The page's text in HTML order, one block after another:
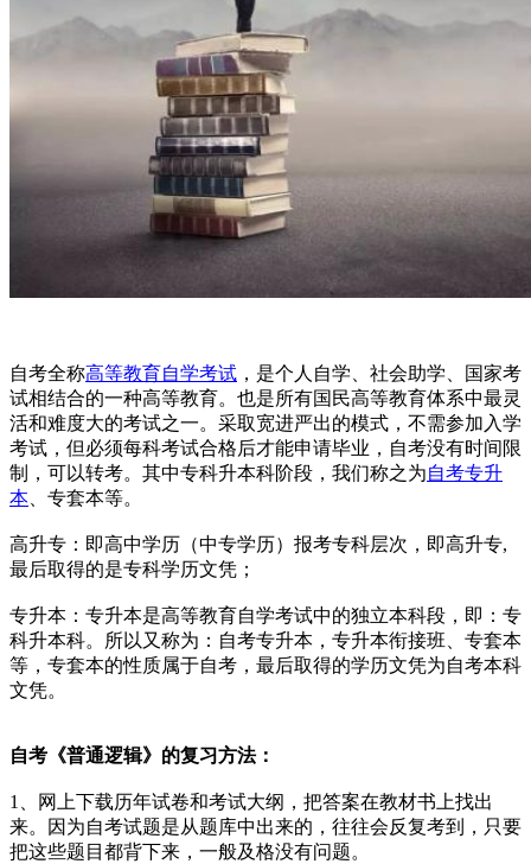
自考全称高等教育自学考试 ，是个人自学、社会助学、国家考
试相结合的一种高等教育。也是所有国民高等教育体系中最灵
活和难度大的考试之一。采取宽进严出的模式，不需参加入学
考试，但必须每科考试合格后才能申请毕业，自考没有时间限
制，可以转考。其中专科升本科阶段，我们称之为自考专升
本 、专套本等。
高升专：即高中学历（中专学历）报考专科层次，即高升专,
最后取得的是专科学历文凭；
专升本：专升本是高等教育自学考试中的独立本科段，即：专
科升本科。所以又称为：自考专升本，专升本衔接班、专套本
等，专套本的性质属于自考，最后取得的学历文凭为自考本科
文凭。
自考《普通逻辑》的复习方法：
1、网上下载历年试卷和考试大纲，把答案在教材书上找出
来。因为自考试题是从题库中出来的，往往会反复考到，只要
把这些题目都背下来，一般及格没有问题。